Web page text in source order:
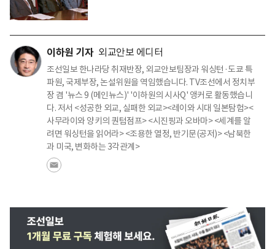
이하원 기자 외교안보 에디터
조선일보 한나라당 취재반장, 외교안보팀장과 워싱턴·도쿄 특
파원, 국제부장, 논설위원을 역임했습니다. TV조선에서 정치부
장 겸 '뉴스 9 (메인뉴스)' '이하원의 시사Q' 앵커로 활동했습니
다. 저서 <성공한 외교, 실패한 외교><레이와 시대 일본탐험><
사무라이와 양키의 퀀텀점프> <시진핑과 오바마> <세계를 알
려면 워싱턴을 읽어라> <조용한 열정, 반기문(공저)> <남북한
과 미국, 변화하는 3각관계>